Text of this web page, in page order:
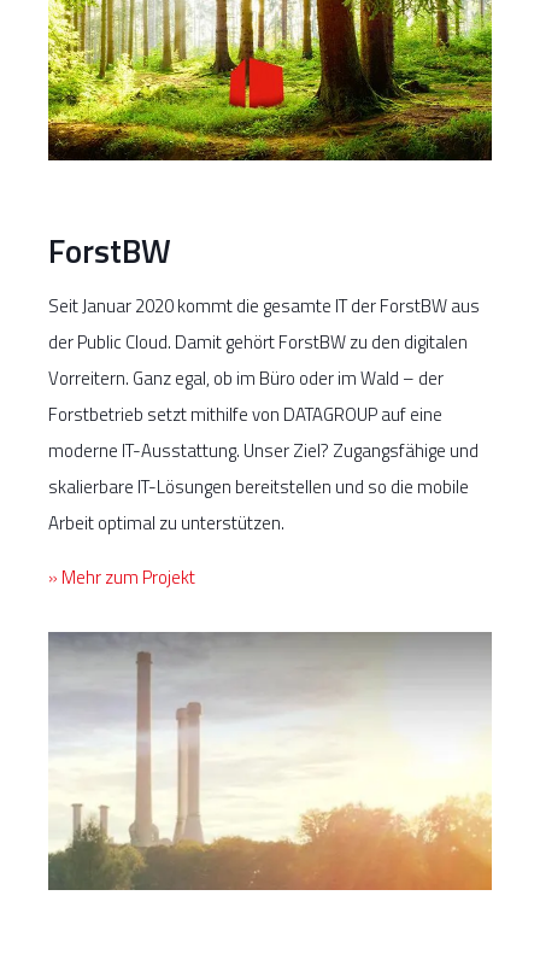
ForstBW
Seit Januar 2020 kommt die gesamte IT der ForstBW aus
der Public Cloud. Damit gehört ForstBW zu den digitalen
Vorreitern. Ganz egal, ob im Büro oder im Wald – der
Forstbetrieb setzt mithilfe von DATAGROUP auf eine
moderne IT-Ausstattung. Unser Ziel? Zugangsfähige und
skalierbare IT-Lösungen bereitstellen und so die mobile
Arbeit optimal zu unterstützen.
» Mehr zum Projekt